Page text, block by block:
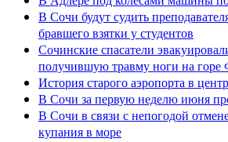
В Сочи будут судить
бравшего взятки у студентов
Сочинские спасатели
получившую травму ноги на
История старого аэропорта в
В Сочи за первую неделю июня
В Сочи в связи с непогодой
купания в море